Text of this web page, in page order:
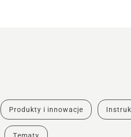
Produkty i innowacje